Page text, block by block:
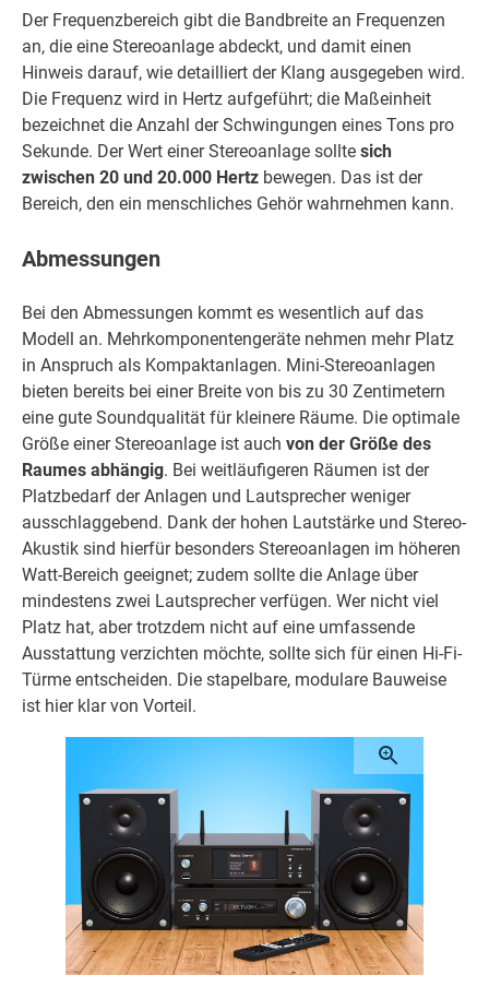
Der Frequenzbereich gibt die Bandbreite an Frequenzen
an, die eine Stereoanlage abdeckt, und damit einen
Hinweis darauf, wie detailliert der Klang ausgegeben wird.
Die Frequenz wird in Hertz aufgeführt; die Maßeinheit
bezeichnet die Anzahl der Schwingungen eines Tons pro
Sekunde. Der Wert einer Stereoanlage sollte sich
zwischen 20 und 20.000 Hertz bewegen. Das ist der
Bereich, den ein menschliches Gehör wahrnehmen kann.
Abmessungen
Bei den Abmessungen kommt es wesentlich auf das
Modell an. Mehrkomponentengeräte nehmen mehr Platz
in Anspruch als Kompaktanlagen. Mini-Stereoanlagen
bieten bereits bei einer Breite von bis zu 30 Zentimetern
eine gute Soundqualität für kleinere Räume. Die optimale
Größe einer Stereoanlage ist auch von der Größe des
Raumes abhängig. Bei weitläufigeren Räumen ist der
Platzbedarf der Anlagen und Lautsprecher weniger
ausschlaggebend. Dank der hohen Lautstärke und Stereo-
Akustik sind hierfür besonders Stereoanlagen im höheren
Watt-Bereich geeignet; zudem sollte die Anlage über
mindestens zwei Lautsprecher verfügen. Wer nicht viel
Platz hat, aber trotzdem nicht auf eine umfassende
Ausstattung verzichten möchte, sollte sich für einen Hi-Fi-
Türme entscheiden. Die stapelbare, modulare Bauweise
ist hier klar von Vorteil.